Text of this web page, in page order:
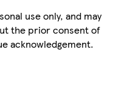
use only, and may
the prior consent of
acknowledgement.